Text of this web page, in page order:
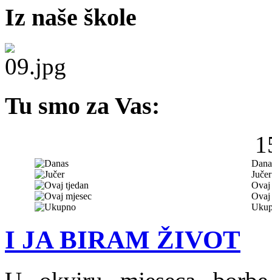
Iz naše škole
Tu smo za Vas:
Jučer
Ovaj
Ovaj
I JA BIRAM ŽIVOT